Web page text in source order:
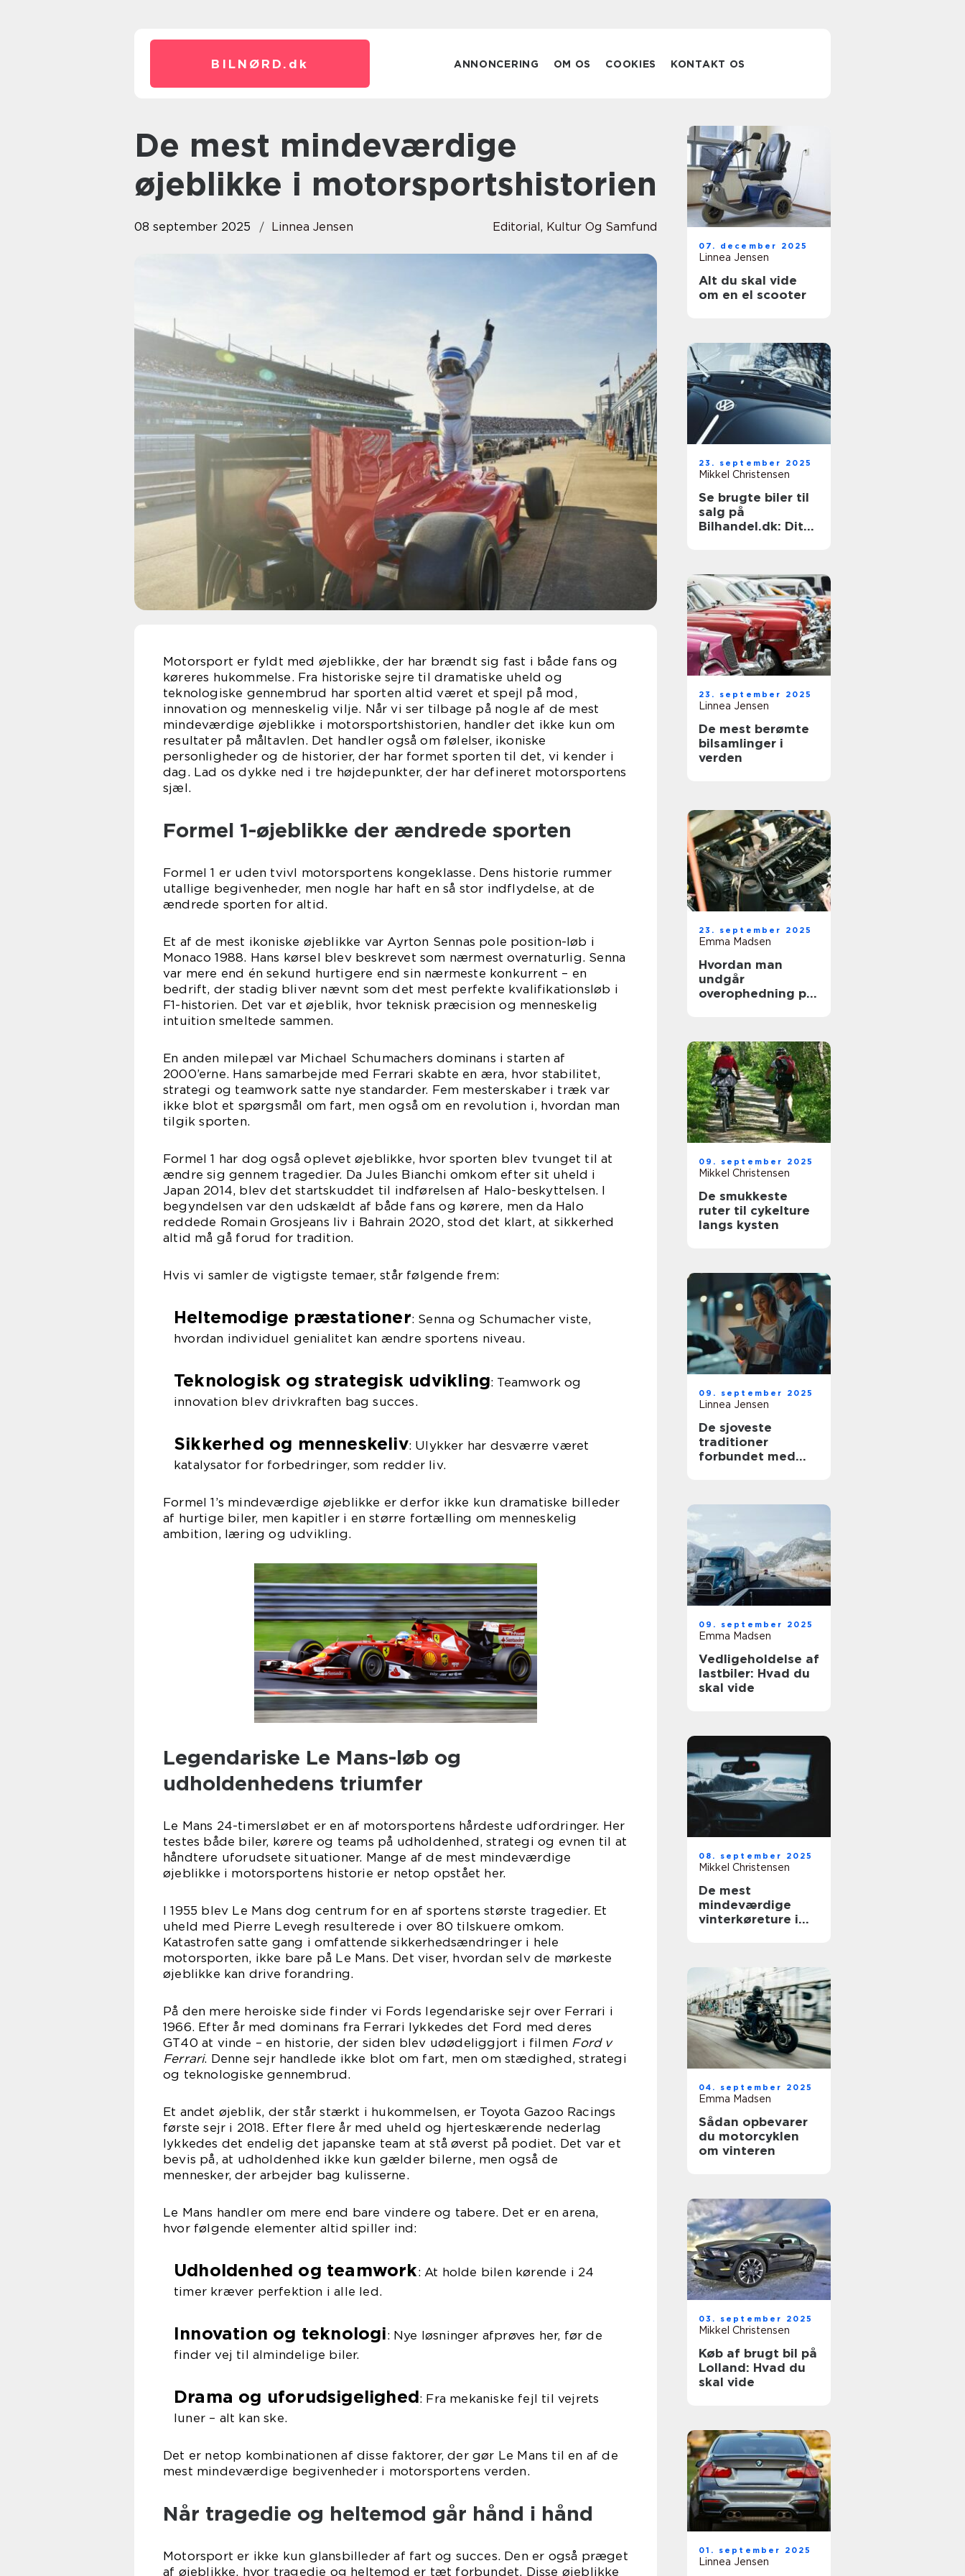
BILNØRD. dk ANNONCERING OM OS COOKIES KONTAKT OS
De mest mindeværdige
øjeblikke i motorsportshistorien
08 september 2025 Linnea Jensen Editorial, Kultur Og Samfund
Motorsport er fyldt med øjeblikke, der har brændt sig fast i både fans og
køreres hukommelse. Fra historiske sejre til dramatiske uheld og
teknologiske gennembrud har sporten altid været et spejl på mod,
innovation og menneskelig vilje. Når vi ser tilbage på nogle af de mest
mindeværdige øjeblikke i motorsportshistorien, handler det ikke kun om
resultater på måltavlen. Det handler også om følelser, ikoniske
personligheder og de historier, der har formet sporten til det, vi kender i
dag. Lad os dykke ned i tre højdepunkter, der har defineret motorsportens
sjæl.
Formel 1-øjeblikke der ændrede sporten
Formel 1 er uden tvivl motorsportens kongeklasse. Dens historie rummer
utallige begivenheder, men nogle har haft en så stor indflydelse, at de
ændrede sporten for altid.
Et af de mest ikoniske øjeblikke var Ayrton Sennas pole position-løb i
Monaco 1988. Hans kørsel blev beskrevet som nærmest overnaturlig. Senna
var mere end én sekund hurtigere end sin nærmeste konkurrent – en
bedrift, der stadig bliver nævnt som det mest perfekte kvalifikationsløb i
F1-historien. Det var et øjeblik, hvor teknisk præcision og menneskelig
intuition smeltede sammen.
En anden milepæl var Michael Schumachers dominans i starten af
2000’erne. Hans samarbejde med Ferrari skabte en æra, hvor stabilitet,
strategi og teamwork satte nye standarder. Fem mesterskaber i træk var
ikke blot et spørgsmål om fart, men også om en revolution i, hvordan man
tilgik sporten.
Formel 1 har dog også oplevet øjeblikke, hvor sporten blev tvunget til at
ændre sig gennem tragedier. Da Jules Bianchi omkom efter sit uheld i
Japan 2014, blev det startskuddet til indførelsen af Halo-beskyttelsen. I
begyndelsen var den udskældt af både fans og kørere, men da Halo
reddede Romain Grosjeans liv i Bahrain 2020, stod det klart, at sikkerhed
altid må gå forud for tradition.
Hvis vi samler de vigtigste temaer, står følgende frem:
Heltemodige præstationer: Senna og Schumacher viste,
hvordan individuel genialitet kan ændre sportens niveau.
Teknologisk og strategisk udvikling: Teamwork og
innovation blev drivkraften bag succes.
Sikkerhed og menneskeliv: Ulykker har desværre været
katalysator for forbedringer, som redder liv.
Formel 1’s mindeværdige øjeblikke er derfor ikke kun dramatiske billeder
af hurtige biler, men kapitler i en større fortælling om menneskelig
ambition, læring og udvikling.
Legendariske Le Mans-løb og
udholdenhedens triumfer
Le Mans 24-timersløbet er en af motorsportens hårdeste udfordringer. Her
testes både biler, kørere og teams på udholdenhed, strategi og evnen til at
håndtere uforudsete situationer. Mange af de mest mindeværdige
øjeblikke i motorsportens historie er netop opstået her.
I 1955 blev Le Mans dog centrum for en af sportens største tragedier. Et
uheld med Pierre Levegh resulterede i over 80 tilskuere omkom.
Katastrofen satte gang i omfattende sikkerhedsændringer i hele
motorsporten, ikke bare på Le Mans. Det viser, hvordan selv de mørkeste
øjeblikke kan drive forandring.
På den mere heroiske side finder vi Fords legendariske sejr over Ferrari i
1966. Efter år med dominans fra Ferrari lykkedes det Ford med deres
GT40 at vinde – en historie, der siden blev udødeliggjort i filmen Ford v
Ferrari. Denne sejr handlede ikke blot om fart, men om stædighed, strategi
og teknologiske gennembrud.
Et andet øjeblik, der står stærkt i hukommelsen, er Toyota Gazoo Racings
første sejr i 2018. Efter flere år med uheld og hjerteskærende nederlag
lykkedes det endelig det japanske team at stå øverst på podiet. Det var et
bevis på, at udholdenhed ikke kun gælder bilerne, men også de
mennesker, der arbejder bag kulisserne.
Le Mans handler om mere end bare vindere og tabere. Det er en arena,
hvor følgende elementer altid spiller ind:
Udholdenhed og teamwork: At holde bilen kørende i 24
timer kræver perfektion i alle led.
Innovation og teknologi: Nye løsninger afprøves her, før de
finder vej til almindelige biler.
Drama og uforudsigelighed: Fra mekaniske fejl til vejrets
luner – alt kan ske.
Det er netop kombinationen af disse faktorer, der gør Le Mans til en af de
mest mindeværdige begivenheder i motorsportens verden.
Når tragedie og heltemod går hånd i hånd
Motorsport er ikke kun glansbilleder af fart og succes. Den er også præget
af øjeblikke, hvor tragedie og heltemod er tæt forbundet. Disse øjeblikke
07. december 2025
Linnea Jensen
Alt du skal vide
om en el scooter
23. september 2025
Mikkel Christensen
Se brugte biler til
salg på
Bilhandel.dk: Dit
23. september 2025
Linnea Jensen
De mest berømte
bilsamlinger i
verden
23. september 2025
Emma Madsen
Hvordan man
undgår
overophedning på
09. september 2025
Mikkel Christensen
De smukkeste
ruter til cykelture
langs kysten
09. september 2025
Linnea Jensen
De sjoveste
traditioner
forbundet med
09. september 2025
Emma Madsen
Vedligeholdelse af
lastbiler: Hvad du
skal vide
08. september 2025
Mikkel Christensen
De mest
mindeværdige
vinterkøreture i
04. september 2025
Emma Madsen
Sådan opbevarer
du motorcyklen
om vinteren
03. september 2025
Mikkel Christensen
Køb af brugt bil på
Lolland: Hvad du
skal vide
01. september 2025
Linnea Jensen